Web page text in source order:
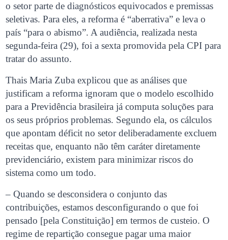
o setor parte de diagnósticos equivocados e premissas
seletivas. Para eles, a reforma é “aberrativa” e leva o
país “para o abismo”. A audiência, realizada nesta
segunda-feira (29), foi a sexta promovida pela CPI para
tratar do assunto.
Thais Maria Zuba explicou que as análises que
justificam a reforma ignoram que o modelo escolhido
para a Previdência brasileira já computa soluções para
os seus próprios problemas. Segundo ela, os cálculos
que apontam déficit no setor deliberadamente excluem
receitas que, enquanto não têm caráter diretamente
previdenciário, existem para minimizar riscos do
sistema como um todo.
– Quando se desconsidera o conjunto das
contribuições, estamos desconfigurando o que foi
pensado [pela Constituição] em termos de custeio. O
regime de repartição consegue pagar uma maior